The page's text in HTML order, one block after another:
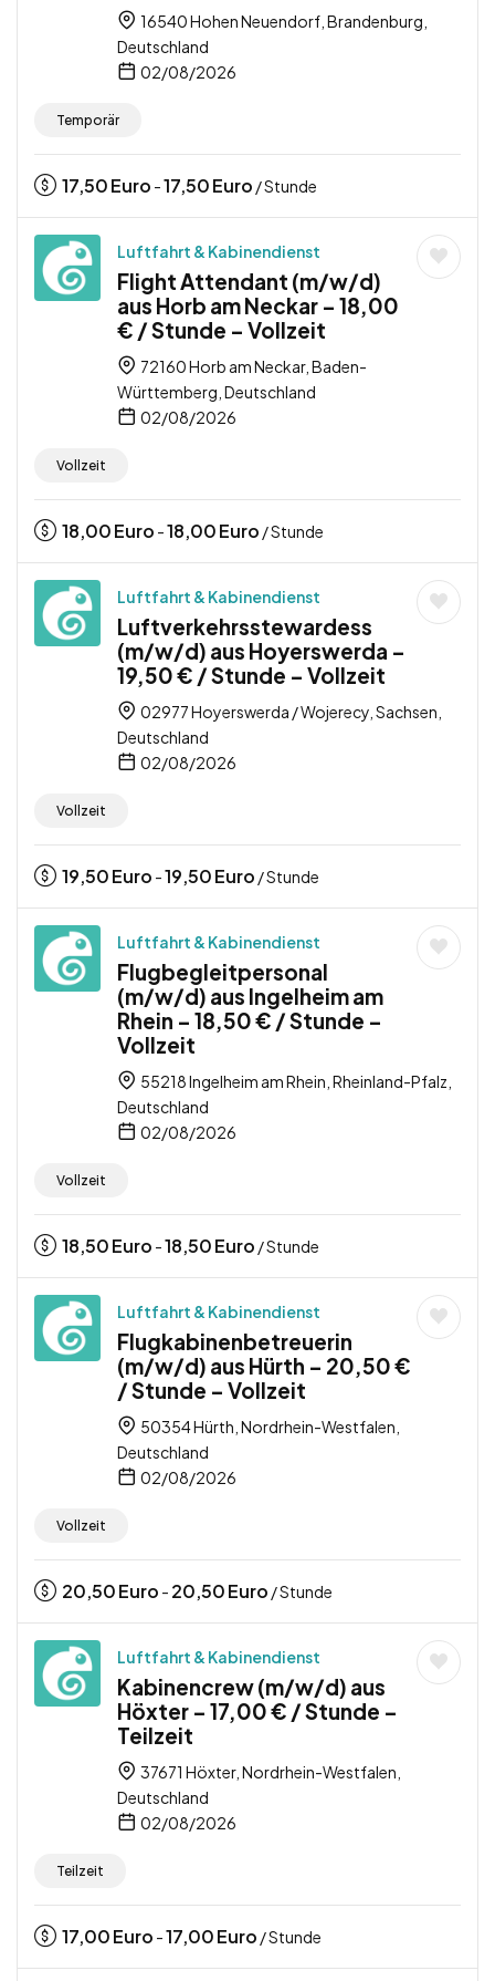
16540 Hohen Neuendorf, Brandenburg,
Deutschland
02/08/2026
Temporär
17,50Euro -17,50Euro / Stunde
Luftfahrt & Kabinendienst
Flight Attendant (m/w/d)
aus Horb am Neckar – 18,00
€ / Stunde – Vollzeit
72160 Horb am Neckar, Baden-
Württemberg, Deutschland
02/08/2026
Vollzeit
18,00Euro -18,00Euro / Stunde
Luftfahrt & Kabinendienst
Luftverkehrsstewardess
(m/w/d) aus Hoyerswerda –
19,50 € / Stunde – Vollzeit
02977 Hoyerswerda / Wojerecy, Sachsen,
Deutschland
02/08/2026
Vollzeit
19,50Euro -19,50Euro / Stunde
Luftfahrt & Kabinendienst
Flugbegleitpersonal
(m/w/d) aus Ingelheim am
Rhein – 18,50 € / Stunde –
Vollzeit
55218 Ingelheim am Rhein, Rheinland-Pfalz,
Deutschland
02/08/2026
Vollzeit
18,50Euro -18,50Euro / Stunde
Luftfahrt & Kabinendienst
Flugkabinenbetreuerin
(m/w/d) aus Hürth – 20,50 €
/ Stunde – Vollzeit
50354 Hürth, Nordrhein-Westfalen,
Deutschland
02/08/2026
Vollzeit
20,50Euro - 20,50Euro / Stunde
Luftfahrt & Kabinendienst
Kabinencrew (m/w/d) aus
Höxter – 17,00 € / Stunde –
Teilzeit
37671 Höxter, Nordrhein-Westfalen,
Deutschland
02/08/2026
Teilzeit
17,00Euro -17,00Euro / Stunde